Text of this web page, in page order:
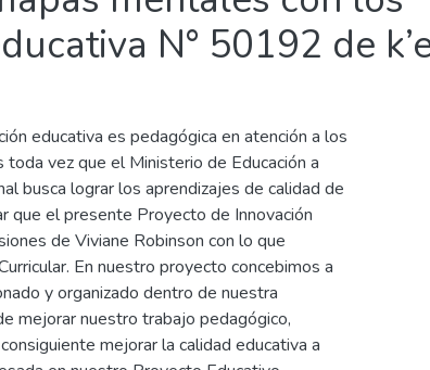
N° 50192 de
educativa es pedagógica en atención a los
vez que el Ministerio de Educación a
busca lograr los aprendizajes de calidad de
que el presente Proyecto de Innovación
de Viviane Robinson con lo que
En nuestro proyecto concebimos a
y organizado dentro de nuestra
mejorar nuestro trabajo pedagógico,
mejorar la calidad educativa a